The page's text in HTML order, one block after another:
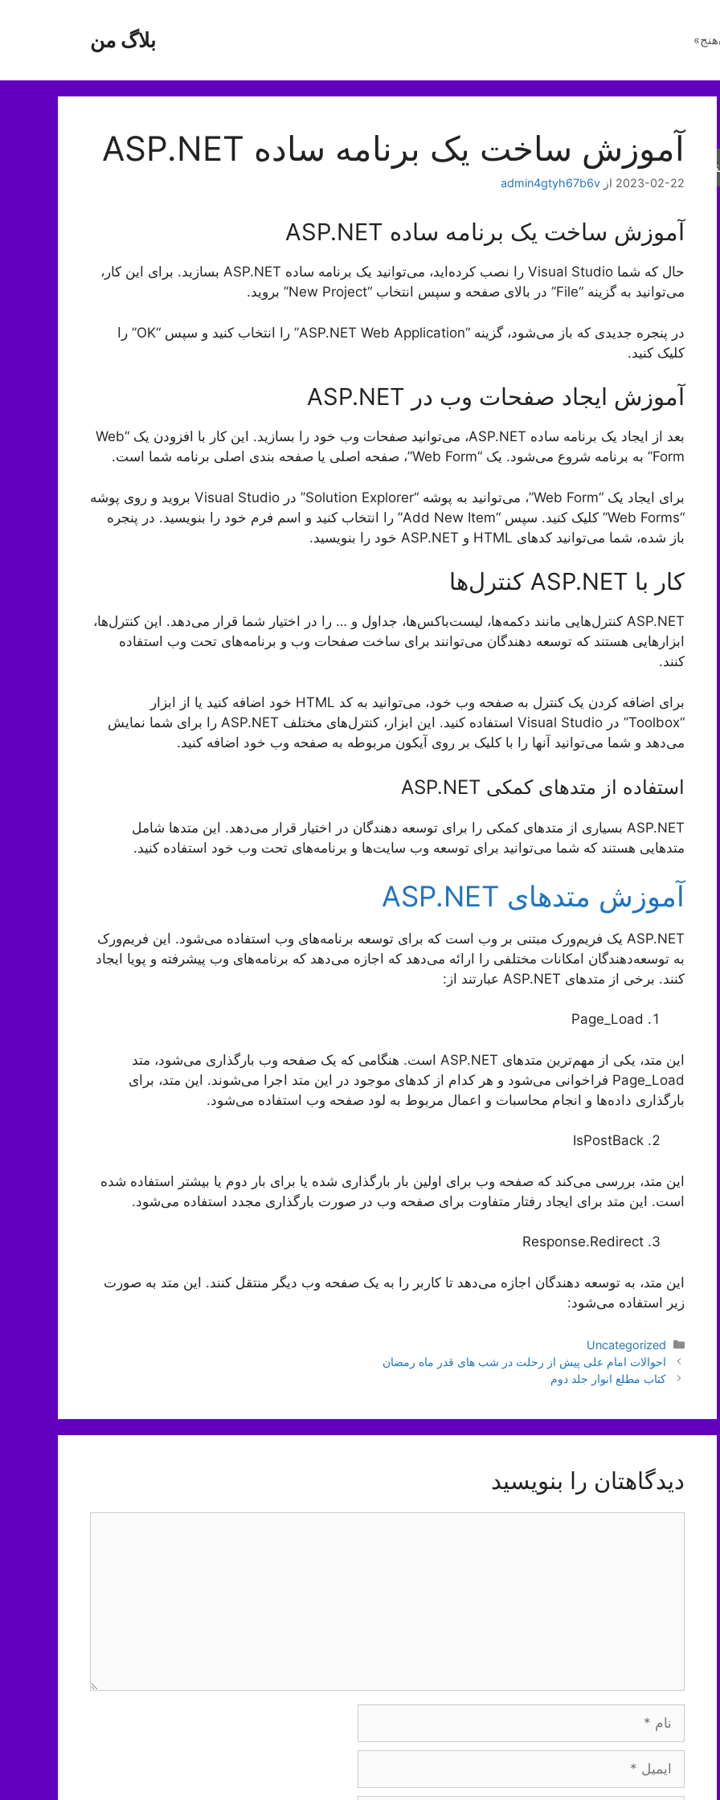
بلاگ من
آموزش ساخت یک برنامه ساده ASP.NET
2023-02-22 از admin4gtyh67b6v
آموزش ساخت یک برنامه ساده ASP.NET
حال که شما Visual Studio را نصب کرده‌اید، می‌توانید یک برنامه ساده ASP.NET بسازید. برای این کار،
می‌توانید به گزینه “File” در بالای صفحه و سپس انتخاب “New Project” بروید.
در پنجره جدیدی که باز می‌شود، گزینه “ASP.NET Web Application” را انتخاب کنید و سپس “OK” را
کلیک کنید.
آموزش ایجاد صفحات وب در ASP.NET
بعد از ایجاد یک برنامه ساده ASP.NET، می‌توانید صفحات وب خود را بسازید. این کار با افزودن یک “Web
Form” به برنامه شروع می‌شود. یک “Web Form”، صفحه اصلی یا صفحه بندی اصلی برنامه شما است.
برای ایجاد یک “Web Form”، می‌توانید به پوشه “Solution Explorer” در Visual Studio بروید و روی پوشه
“Web Forms” کلیک کنید. سپس “Add New Item” را انتخاب کنید و اسم فرم خود را بنویسید. در پنجره
باز شده، شما می‌توانید کدهای HTML و ASP.NET خود را بنویسید.
کار با ASP.NET کنترل‌ها
ASP.NET کنترل‌هایی مانند دکمه‌ها، لیست‌باکس‌ها، جداول و … را در اختیار شما قرار می‌دهد. این کنترل‌ها،
ابزارهایی هستند که توسعه دهندگان می‌توانند برای ساخت صفحات وب و برنامه‌های تحت وب استفاده
کنند.
برای اضافه کردن یک کنترل به صفحه وب خود، می‌توانید به کد HTML خود اضافه کنید یا از ابزار
“Toolbox” در Visual Studio استفاده کنید. این ابزار، کنترل‌های مختلف ASP.NET را برای شما نمایش
می‌دهد و شما می‌توانید آنها را با کلیک بر روی آیکون مربوطه به صفحه وب خود اضافه کنید.
استفاده از متد‌های کمکی ASP.NET
ASP.NET بسیاری از متد‌های کمکی را برای توسعه دهندگان در اختیار قرار می‌دهد. این متد‌ها شامل
متدهایی هستند که شما می‌توانید برای توسعه وب سایت‌ها و برنامه‌های تحت وب خود استفاده کنید.
آموزش متدهای ASP.NET
ASP.NET یک فریم‌ورک مبتنی بر وب است که برای توسعه برنامه‌های وب استفاده می‌شود. این فریم‌ورک
به توسعه‌دهندگان امکانات مختلفی را ارائه می‌دهد که اجازه می‌دهد که برنامه‌های وب پیشرفته و پویا ایجاد
کنند. برخی از متدهای ASP.NET عبارتند از:
Page_Load
این متد، یکی از مهم‌ترین متدهای ASP.NET است. هنگامی که یک صفحه وب بارگذاری می‌شود، متد
Page_Load فراخوانی می‌شود و هر کدام از کدهای موجود در این متد اجرا می‌شوند. این متد، برای
بارگذاری داده‌ها و انجام محاسبات و اعمال مربوط به لود صفحه وب استفاده می‌شود.
IsPostBack
این متد، بررسی می‌کند که صفحه وب برای اولین بار بارگذاری شده یا برای بار دوم یا بیشتر استفاده شده
است. این متد برای ایجاد رفتار متفاوت برای صفحه وب در صورت بارگذاری مجدد استفاده می‌شود.
Response.Redirect
این متد، به توسعه دهندگان اجازه می‌دهد تا کاربر را به یک صفحه وب دیگر منتقل کنند. این متد به صورت
زیر استفاده می‌شود:
دسته‌ها
Uncategorized
ناوبری
نوشته‌ها
احوالات امام علی پیش از رحلت در شب های قدر ماه رمضان
کتاب مطلع انوار جلد دوم
دیدگاهتان را بنویسید